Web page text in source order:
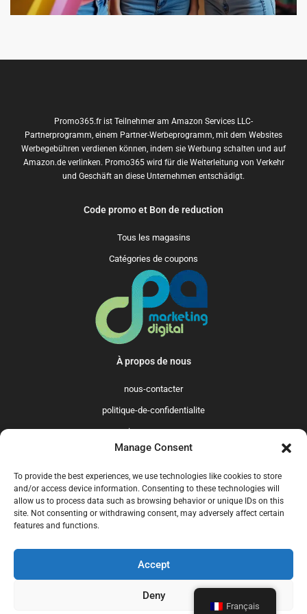
Manage Consent
To provide the best experiences, we use technologies like cookies to store
and/or access device information. Consenting to these technologies will
allow us to process data such as browsing behavior or unique IDs on this
site. Not consenting or withdrawing consent, may adversely affect certain
features and functions.
Accept
Deny
Promo365.fr ist Teilnehmer am Amazon Services LLC-
Partnerprogramm, einem Partner-Werbeprogramm, mit dem Websites
Werbegebühren verdienen können, indem sie Werbung schalten und auf
Amazon.de verlinken. Promo365 wird für die Weiterleitung von Verkehr
und Geschäft an diese Unternehmen entschädigt.
Code promo et Bon de reduction
Tous les magasins
Catégories de coupons
À propos de nous
nous-contacter
politique-de-confidentialite
qui-sommes-nous
US GB FR IT ES NL AU BR CA
© 2025 Promo365.fr - Tous droits réservés. Mise à jour en juillet 2024.
Promo365.fr est un site professionnel de codes promo.
qui-sommes-nous
Français